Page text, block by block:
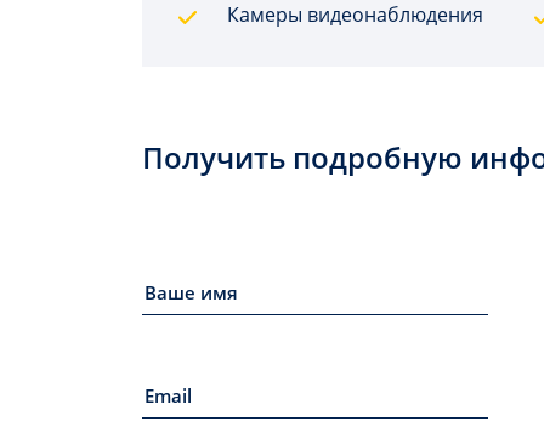
Камеры видеонаблюдения
Получить подробную